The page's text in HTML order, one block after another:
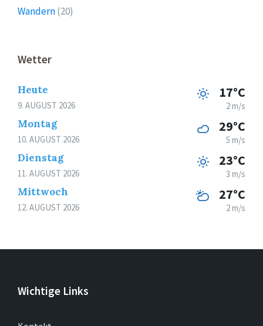
Wandern(20)
Wetter
Heute
9. AUGUST 2026
17°C
2 m/s
Montag
10. AUGUST 2026
29°C
5 m/s
Dienstag
11. AUGUST 2026
23°C
3 m/s
Mittwoch
12. AUGUST 2026
27°C
2 m/s
Wichtige Links